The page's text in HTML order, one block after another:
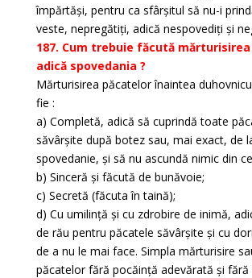
împărtăși, pentru ca sfârșitul să nu-i
veste, nepregătiți, adică nespovediți și
187. Cum trebuie făcută
adică spovedania ?
Mărturisirea păcatelor înaintea
fie :
a) Completă, adică să cuprindă toate
săvârșite după botez sau, mai exact, de
spovedanie, și să nu ascundă nimic din
b) Sinceră și făcută de bunăvoie;
c) Secretă (făcuta în taină);
d) Cu umilință și cu zdrobire de inimă,
de rău pentru păcatele săvârșite și cu
de a nu le mai face. Simpla mărturisire
păcatelor fără pocăință adevărată și